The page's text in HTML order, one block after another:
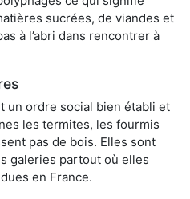
sucrées, de viandes et
à l’abri dans rencontrer à
un ordre social bien établi et
les termites, les fourmis
pas de bois. Elles sont
galeries partout où elles
en France.